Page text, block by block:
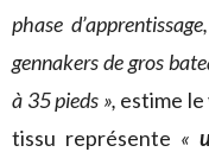
phase
gennakers de gros
à 35 pieds », estime
tissu représente «